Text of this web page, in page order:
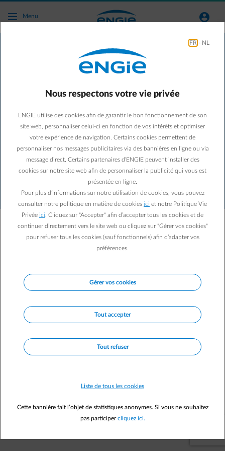
Accéder au contenu principal
Menu normal-account-circle
annuler votre contrat d’entretien.
JE VEUX ANNULER MON CONTRAT D'ENTRETIEN POUR LA
Je vais déménager/j'ai déménagé
Je ne suis pas satisfait de l'entretien réalisé
J'ai un autre chauffagiste pour mon entretien
L'entretien n'a pas été effectué à temps
Je n'ai jamais demandé de contrat d’entretien
Je ne suis pas d’accord avec les coûts supplémentaires
facturés
J'ai une nouvelle chaudière
J’ai demandé une offre, pas un contrat
Autre
l'entretien de votre chaudière est prévu par votre contrat
d'entretien. Vous pouvez économiser jusqu'à 10% de votre
FR - NL
Nous respectons votre vie privée
ENGIE utilise des cookies afin de garantir le bon fonctionnement de son
site web, personnaliser celui-ci en fonction de vos intérêts et optimiser
votre expérience de navigation. Certains cookies permettent de
personnaliser nos messages publicitaires via des bannières en ligne ou via
message direct. Certains partenaires d’ENGIE peuvent installer des
cookies sur notre site web afin de personnaliser la publicité qui vous est
présentée en ligne.
Pour plus d’informations sur notre utilisation de cookies, vous pouvez
consulter notre politique en matière de cookies ici et notre Politique Vie
Privée ici . Cliquez sur "Accepter" afin d’accepter tous les cookies et de
continuer directement vers le site web ou cliquez sur "Gérer vos cookies"
pour refuser tous les cookies (sauf fonctionnels) afin d’adapter vos
préférences.
Gérer vos cookies
Tout accepter
Tout refuser
Liste de tous les cookies
Cette bannière fait l’objet de statistiques anonymes. Si vous ne souhaitez
pas participercliquez ici.